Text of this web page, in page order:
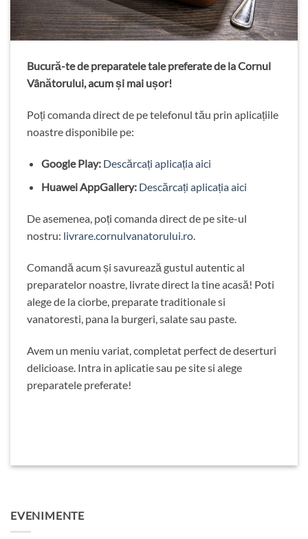
EVENIMENTE
Bucură-te de preparatele tale preferate de la Cornul
Vânătorului, acum și mai ușor!
Poți comanda direct de pe telefonul tău prin aplicațiile
noastre disponibile pe:
Google Play: Descărcați aplicația aici
Huawei AppGallery: Descărcați aplicația aici
De asemenea, poți comanda direct de pe site-ul
nostru: livrare.cornulvanatorului.ro.
Comandă acum și savurează gustul autentic al
preparatelor noastre, livrate direct la tine acasă! Poti
alege de la ciorbe, preparate traditionale si
vanatoresti, pana la burgeri, salate sau paste.
Avem un meniu variat, completat perfect de deserturi
delicioase. Intra in aplicatie sau pe site si alege
preparatele preferate!